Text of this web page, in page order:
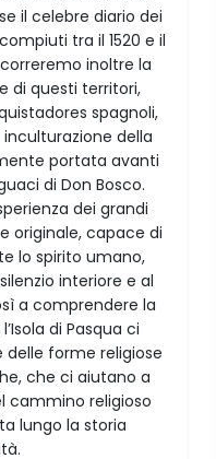
il celebre diario dei
tra il 1520 e il
inoltre la
di questi territori,
spagnoli,
della
portata avanti
di Don Bosco.
dei grandi
originale, capace di
lo spirito umano,
interiore e al
a comprendere la
di Pasqua ci
forme religiose
che ci aiutano a
cammino religioso
lungo la storia